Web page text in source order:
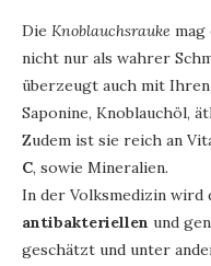
Die Knoblauchsrauke mag
nicht nur als wahrer
überzeugt auch mit
Saponine, Knoblauchöl,
Zudem ist sie reich an
C, sowie Mineralien.
In der Volksmedizin wird
antibakteriellen und
geschätzt und unter